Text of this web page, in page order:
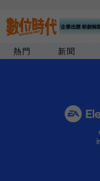
熱門 新聞